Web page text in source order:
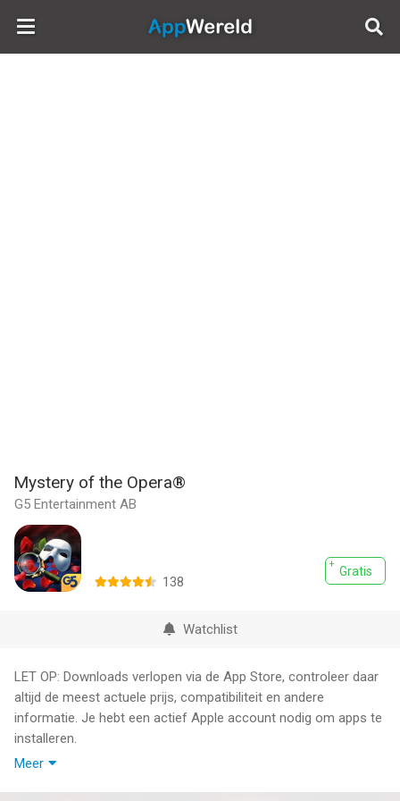
AppWereld
Mystery of the Opera®
G5 Entertainment AB
Gratis
138
Watchlist
LET OP: Downloads verlopen via de App Store, controleer daar
altijd de meest actuele prijs, compatibiliteit en andere
informatie. Je hebt een actief Apple account nodig om apps te
installeren.
Meer